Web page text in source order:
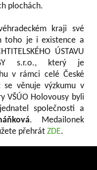
plochách.
kraji své
toho je i existence a
ÚSTAVU
s.r.o., který je
v rámci celé České
věnuje výzkumu v
VŠÚO Holovousy byli
společnosti a
. Medailonek
přehrátZDE.